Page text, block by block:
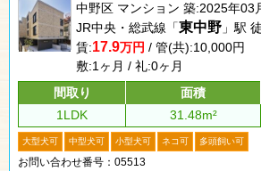
中野区 マンション 築:2025年03
JR中央・総武線「東中野 」駅
賃:17.9万円 / 管(共):10,000円
敷:1ヶ月 / 礼:0ヶ月
間取り
面積
1LDK
31.48m²
大型犬可 中型犬可 小型犬可 ネコ可 多頭飼い可
お問い合わせ番号：05513